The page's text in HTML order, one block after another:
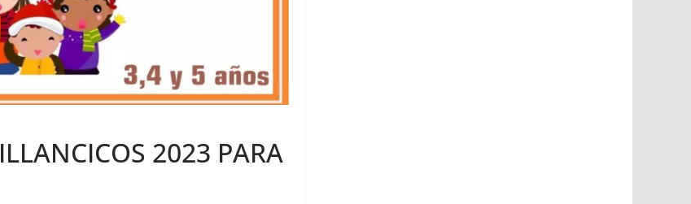
2023 PARA